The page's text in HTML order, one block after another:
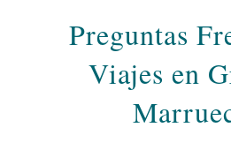
Preguntas
Viajes en